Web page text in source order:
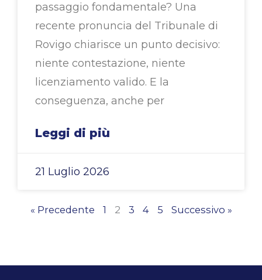
passaggio fondamentale? Una
recente pronuncia del Tribunale di
Rovigo chiarisce un punto decisivo:
niente contestazione, niente
licenziamento valido. E la
conseguenza, anche per
Leggi di più
21 Luglio 2026
« Precedente 1 2 3 4 5 Successivo »